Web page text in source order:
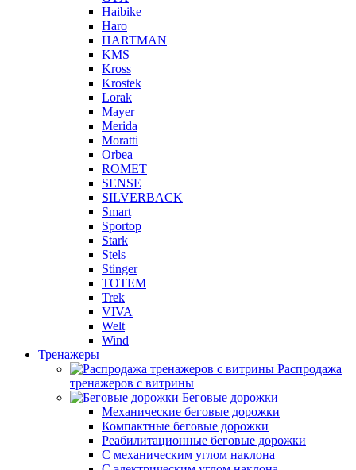
Haibike
Haro
HARTMAN
KMS
Kross
Krostek
Lorak
Mayer
Merida
Moratti
Orbea
ROMET
SENSE
SILVERBACK
Smart
Sportop
Stark
Stels
Stinger
TOTEM
Trek
VIVA
Welt
Wind
Тренажеры
Распродажа
тренажеров с витрины
Беговые дорожки
Механические беговые дорожки
Компактные беговые дорожки
Реабилитационные беговые дорожки
С механическим углом наклона